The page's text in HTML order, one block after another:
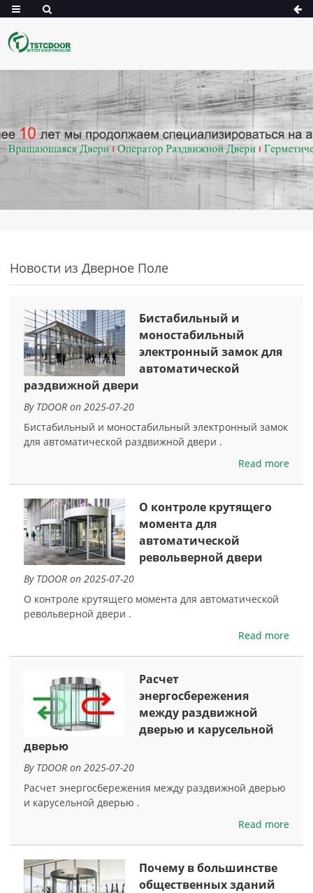
Новости из Дверное Поле
Бистабильный и
моностабильный
электронный замок для
автоматической
раздвижной двери
By TDOOR on 2025-07-20
Бистабильный и моностабильный электронный замок
для автоматической раздвижной двери .
Read more
О контроле крутящего
момента для
автоматической
револьверной двери
By TDOOR on 2025-07-20
О контроле крутящего момента для автоматической
револьверной двери .
Read more
Расчет
энергосбережения
между раздвижной
дверью и карусельной
дверью
By TDOOR on 2025-07-20
Расчет энергосбережения между раздвижной дверью
и карусельной дверью .
Read more
Почему в большинстве
общественных зданий